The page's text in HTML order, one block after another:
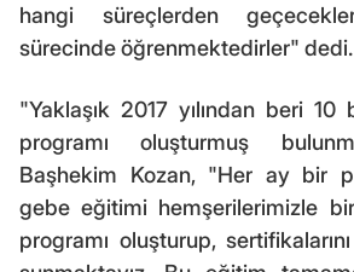
hangi süreçlerden
sürecinde öğrenmektedirler" dedi.
"Yaklaşık 2017 yılından beri
programı oluşturmuş
Başhekim Kozan, "Her ay bir
gebe eğitimi hemşerilerimizle
programı oluşturup,